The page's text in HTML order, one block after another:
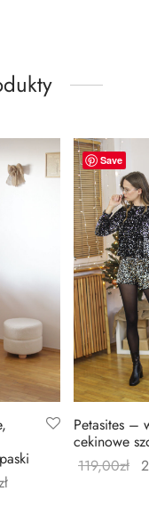
Save
-76%
Petasites –
cekinowe
119,00zł